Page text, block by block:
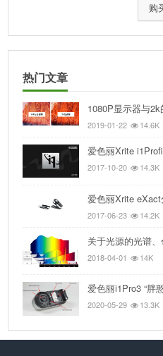
购
热门文章
1080P显示器与
2019-01-22 14.6K
爱色丽Xrite
2017-10-20 14.3K
爱色丽Xrite
2017-06-23 14.2K
关于光源的光谱
2018-04-01 14K
爱色丽i1Pro3 “胖
2020-05-29 13.3K